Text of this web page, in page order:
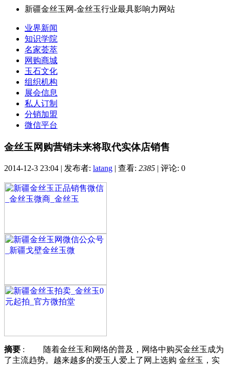
新疆金丝玉网-金丝玉行业最具影响力网站
业界新闻
知识学院
名家荟萃
网购商城
玉石文化
组织机构
展会信息
私人订制
分销加盟
微信平台
金丝玉网购营销未来将取代实体店销售
2014-12-3 23:04 | 发布者: latang | 查看: 2385 | 评论: 0
摘要 : 随着金丝玉和网络的普及，网络中购买金丝玉成为
了主流趋势。越来越多的爱玉人爱上了网上选购 金丝玉，实